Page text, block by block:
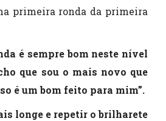
primeira ronda da primeira
é sempre bom neste nível
que sou o mais novo que
é um bom feito para mim”.
longe e repetir o brilharete